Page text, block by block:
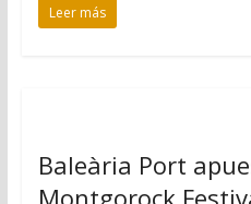
Leer más
Baleària Port
Montgorock